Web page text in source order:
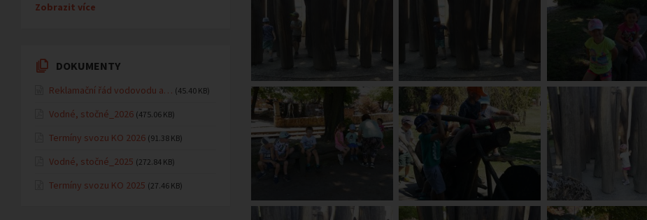
Zobrazit více
DOKUMENTY
Reklamační řád vodovodu a… (45.40 KB)
Vodné, stočné_2026 (475.06 KB)
Termíny svozu KO 2026 (91.38 KB)
Vodné, stočné_2025 (272.84 KB)
Termíny svozu KO 2025 (27.46 KB)